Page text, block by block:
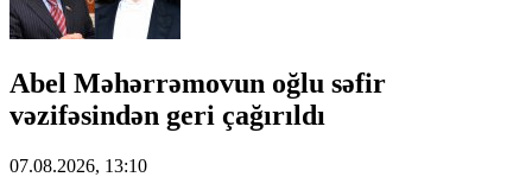
Abel Məhərrəmovun oğlu səfir
vəzifəsindən geri çağırıldı
07.08.2026, 13:10